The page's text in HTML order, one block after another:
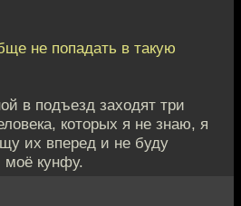
не попадать в такую
в подъезд заходят три
которых я не знаю, я
их вперед и не буду
моё кунфу.